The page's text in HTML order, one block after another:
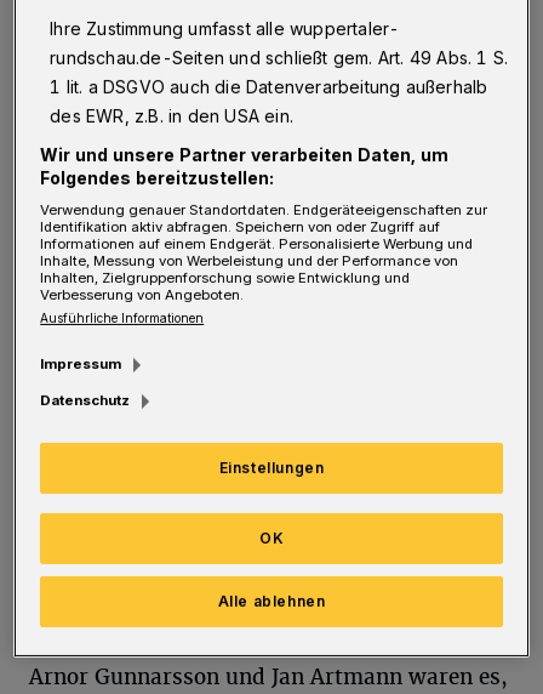
gelandet, auf der Anreise kam eine Autobahn-
Sperrung hinzu.
Die Bilder:
Für die Entscheidung sorgte vor 1.244
Zuschauern in der Klingenhalle Bastian
Rutschmann. Der neue Torwart entschärfte
drei Siebenmeter in Folge und hielt seinen
Kasten auch bei Würfen aus dem Feld sauber.
Der Champions-League-Sieger überzeugte mit
meisterhaften Trick-Drehwürfen von Timur
Dibirow. Dem entgegen setzten die Hausherren
eine engagiert zupackende 6:0-Deckung und
Gegenstöße oder schnelle Angriffe über die
Arnor Gunnarsson und Jan Artmann waren es,
Ihre Zustimmung umfasst alle wuppertaler-
rundschau.de-Seiten und schließt gem. Art. 49 Abs. 1 S.
1 lit. a DSGVO auch die Datenverarbeitung außerhalb
des EWR, z.B. in den USA ein.
Wir und unsere Partner verarbeiten Daten, um
Folgendes bereitzustellen:
Verwendung genauer Standortdaten. Endgeräteeigenschaften zur
Identifikation aktiv abfragen. Speichern von oder Zugriff auf
Informationen auf einem Endgerät. Personalisierte Werbung und
Inhalte, Messung von Werbeleistung und der Performance von
Inhalten, Zielgruppenforschung sowie Entwicklung und
Verbesserung von Angeboten.
Ausführliche Informationen
Impressum
Datenschutz
Einstellungen
Alle ablehnen
OK